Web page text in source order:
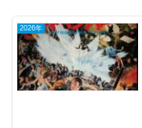
2026年